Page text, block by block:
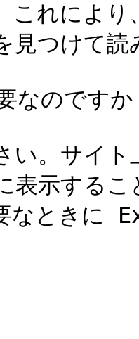
これによ
見つけて
なのです
い。サイ
表示する
なときに